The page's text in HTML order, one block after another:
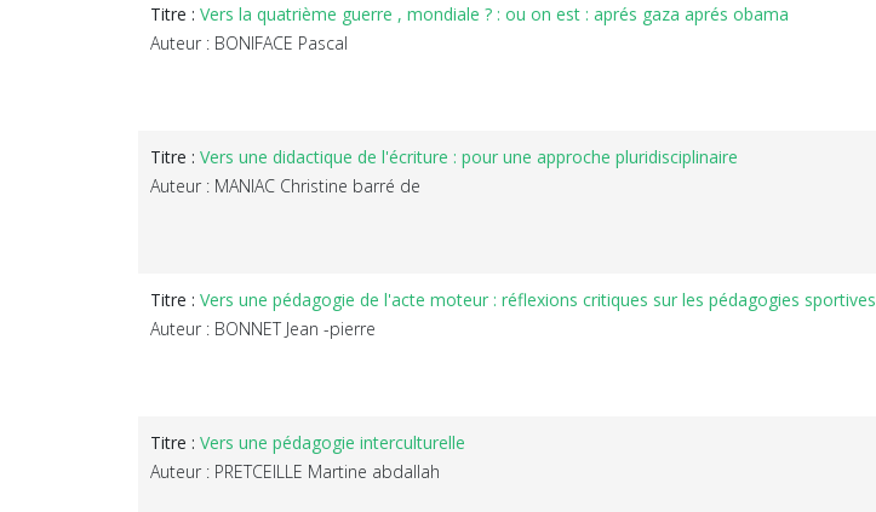
Titre : Vers la quatrième guerre , mondiale ? : ou on est : aprés gaza aprés obama
Auteur : BONIFACE Pascal
Titre : Vers une didactique de l'écriture : pour une approche pluridisciplinaire
Auteur : MANIAC Christine barré de
Titre : Vers une pédagogie de l'acte moteur : réflexions critiques sur les pédagogies sportives
Auteur : BONNET Jean -pierre
Titre : Vers une pédagogie interculturelle
Auteur : PRETCEILLE Martine abdallah